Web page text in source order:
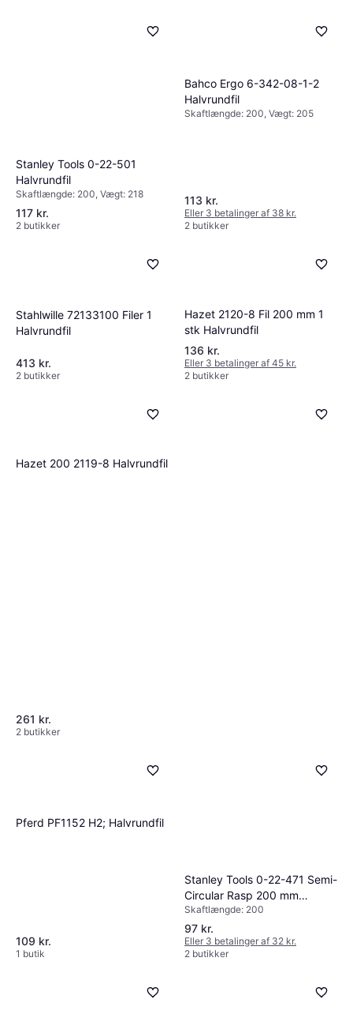
Stanley Tools 0-22-501
Halvrundfil
Skaftlængde: 200, Vægt: 218
117 kr.
2 butikker
Bahco Ergo 6-342-08-1-2
Halvrundfil
Skaftlængde: 200, Vægt: 205
113 kr.
Eller 3 betalinger af 38 kr.
2 butikker
Stahlwille 72133100 Filer 1
Halvrundfil
413 kr.
2 butikker
Hazet 2120-8 Fil 200 mm 1
stk Halvrundfil
136 kr.
Eller 3 betalinger af 45 kr.
2 butikker
Hazet 200 2119-8 Halvrundfil
261 kr.
2 butikker
Pferd PF1152 H2; Halvrundfil
109 kr.
1 butik
Stanley Tools 0-22-471 Semi-
Circular Rasp 200 mm
Halvrundfil
Skaftlængde: 200
97 kr.
Eller 3 betalinger af 32 kr.
2 butikker